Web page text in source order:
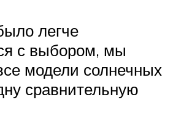
легче
с выбором, мы
модели солнечных
сравнительную